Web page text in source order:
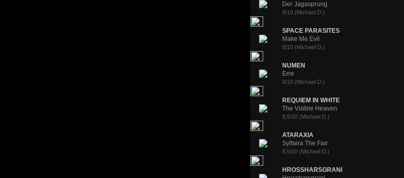
Der Jagasprung
8/10 (Michael D.)
SPACE PARASITES
Make Me Evil
8/10 (Michael D.)
NUMEN
Erre
8/10 (Michael D.)
REQUIEM IN WHITE
The Visible Heaven
8,5/10 (Michael D.)
ATARAXIA
Sylfaira The Fair
8,5/10 (Michael D.)
HROSSHARSGRANI